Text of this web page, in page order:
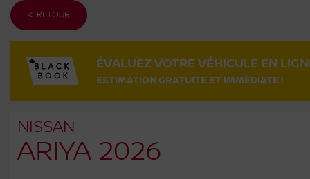
< RETOUR
ÉVALUEZ VOTRE VÉHICULE EN
ESTIMATION GRATUITE ET IMMÉDIATE !
NISSAN
ARIYA 2026